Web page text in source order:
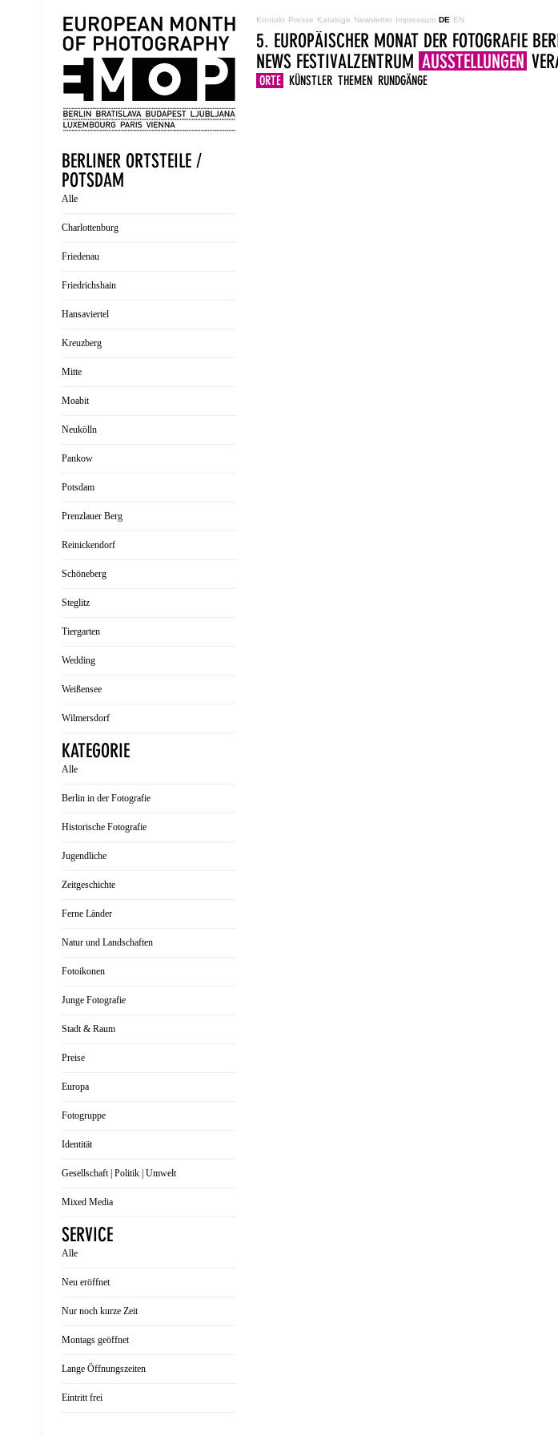
Kontakt Presse Kataloge Newsletter Impressum DE EN
5. EUROPÄISCHER MONAT DER FOTOGRAFIE
NEWS FESTIVALZENTRUM AUSSTELLUNGEN
ORTE KÜNSTLER THEMEN RUNDGÄNGE
BERLINER ORTSTEILE /
POTSDAM
Alle
Charlottenburg
Friedenau
Friedrichshain
Hansaviertel
Kreuzberg
Mitte
Moabit
Neukölln
Pankow
Potsdam
Prenzlauer Berg
Reinickendorf
Schöneberg
Steglitz
Tiergarten
Wedding
Weißensee
Wilmersdorf
KATEGORIE
Alle
Berlin in der Fotografie
Historische Fotografie
Jugendliche
Zeitgeschichte
Ferne Länder
Natur und Landschaften
Fotoikonen
Junge Fotografie
Stadt & Raum
Preise
Europa
Fotogruppe
Identität
Gesellschaft | Politik | Umwelt
Mixed Media
SERVICE
Alle
Neu eröffnet
Nur noch kurze Zeit
Montags geöffnet
Lange Öffnungszeiten
Eintritt frei